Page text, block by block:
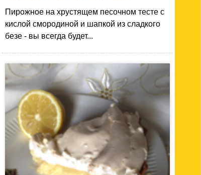
Пирожное на хрустящем песочном тесте с
кислой смородиной и шапкой из сладкого
безе - вы всегда будет...